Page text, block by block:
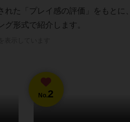
た「プレイ感の評価」をもとに、
形式で紹介します。
No.2